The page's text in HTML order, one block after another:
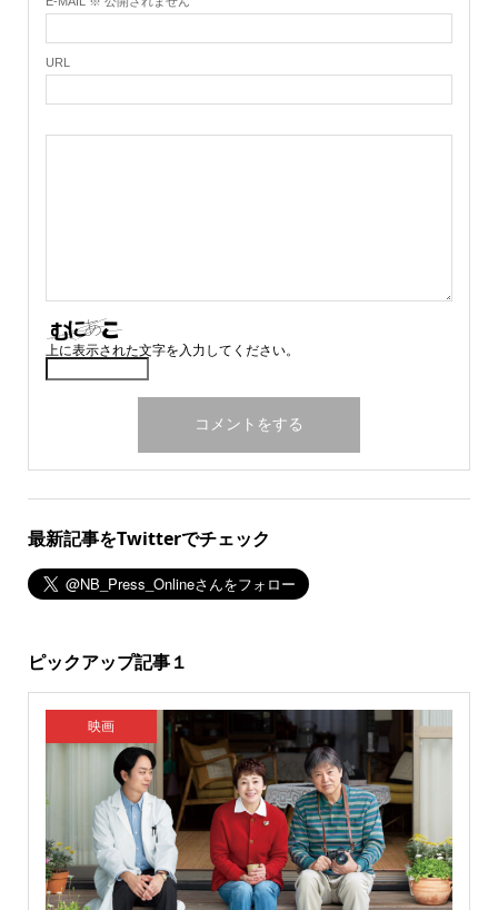
URL
上に表示された文字を入力してください。
最新記事をTwitterでチェック
ピックアップ記事１
映画